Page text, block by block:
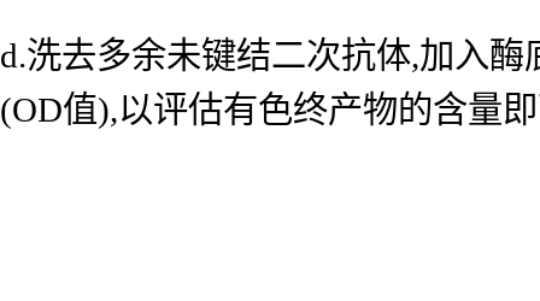
d.洗去多余未键结二次抗体,加入
(OD值),以评估有色终产物的含量